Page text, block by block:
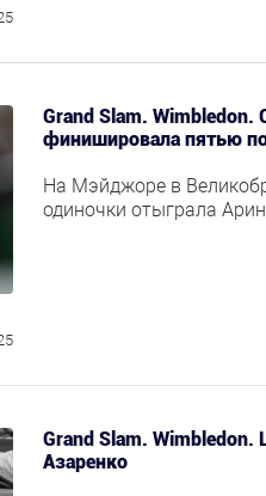
Grand Slam. Wimbledon.
финишировала пятью
На Мэйджоре в
одиночки отыграла
Grand Slam.
Азаренко